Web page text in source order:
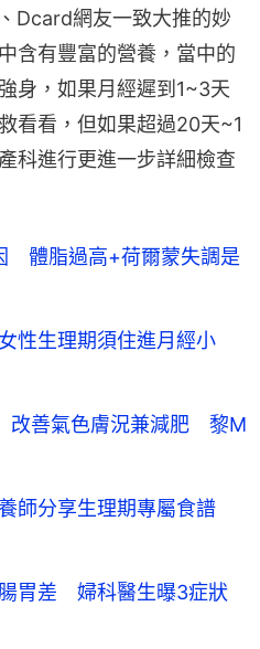
Dcard網友一致大推的妙
含有豐富的營養，當中的
身，如果月經遲到1~3天
看看，但如果超過20天~1
科進行更進一步詳細檢查
體脂過高+荷爾蒙失調是
性生理期須住進月經小
改善氣色膚況兼減肥 黎M
師分享生理期專屬食譜
胃差 婦科醫生曝3症狀